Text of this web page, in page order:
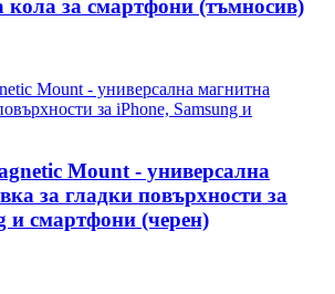
кола за смартфони (тъмносив)
Mount - универсална
за гладки повърхности за
и смартфони (черен)